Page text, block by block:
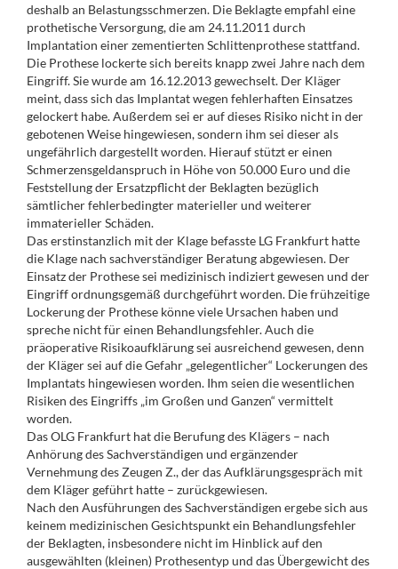
deshalb an Belastungsschmerzen. Die Beklagte empfahl eine
prothetische Versorgung, die am 24.11.2011 durch
Implantation einer zementierten Schlittenprothese stattfand.
Die Prothese lockerte sich bereits knapp zwei Jahre nach dem
Eingriff. Sie wurde am 16.12.2013 gewechselt. Der Kläger
meint, dass sich das Implantat wegen fehlerhaften Einsatzes
gelockert habe. Außerdem sei er auf dieses Risiko nicht in der
gebotenen Weise hingewiesen, sondern ihm sei dieser als
ungefährlich dargestellt worden. Hierauf stützt er einen
Schmerzensgeldanspruch in Höhe von 50.000 Euro und die
Feststellung der Ersatzpflicht der Beklagten bezüglich
sämtlicher fehlerbedingter materieller und weiterer
immaterieller Schäden.
Das erstinstanzlich mit der Klage befasste LG Frankfurt hatte
die Klage nach sachverständiger Beratung abgewiesen. Der
Einsatz der Prothese sei medizinisch indiziert gewesen und der
Eingriff ordnungsgemäß durchgeführt worden. Die frühzeitige
Lockerung der Prothese könne viele Ursachen haben und
spreche nicht für einen Behandlungsfehler. Auch die
präoperative Risikoaufklärung sei ausreichend gewesen, denn
der Kläger sei auf die Gefahr „gelegentlicher“ Lockerungen des
Implantats hingewiesen worden. Ihm seien die wesentlichen
Risiken des Eingriffs „im Großen und Ganzen“ vermittelt
worden.
Das OLG Frankfurt hat die Berufung des Klägers – nach
Anhörung des Sachverständigen und ergänzender
Vernehmung des Zeugen Z., der das Aufklärungsgespräch mit
dem Kläger geführt hatte – zurückgewiesen.
Nach den Ausführungen des Sachverständigen ergebe sich aus
keinem medizinischen Gesichtspunkt ein Behandlungsfehler
der Beklagten, insbesondere nicht im Hinblick auf den
ausgewählten (kleinen) Prothesentyp und das Übergewicht des